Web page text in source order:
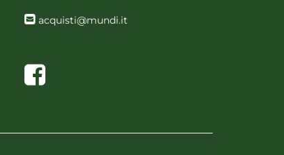
acquisti@mundi.it
Facebook